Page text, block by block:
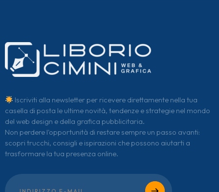
Iscriviti alla newsletter per ricevere direttamente nella tua
casella di posta le ultime novità, tendenze e strategie nel mondo
del web design e della grafica pubblicitaria.
Non perdere l'opportunità di restare sempre un passo avanti:
scopri trucchi, consigli e ispirazioni che possono aiutarti a
trasformare la tua presenza online.